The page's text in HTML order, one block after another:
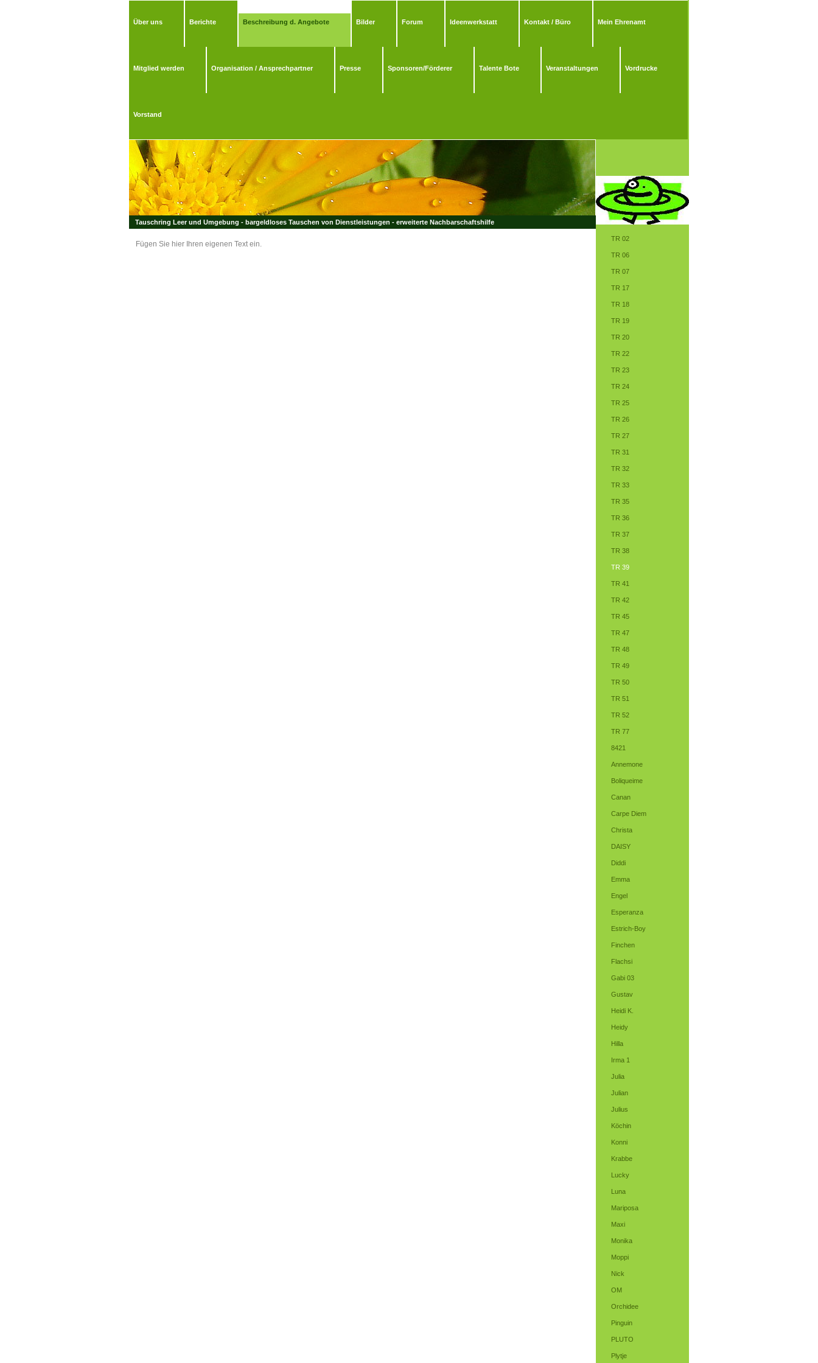
Über uns Berichte Beschreibung d. Angebote Bilder Forum Ideenwerkstatt Kontakt / Büro Mein Ehrenamt
Mitglied werden Organisation / Ansprechpartner Presse Sponsoren/Förderer Talente Bote Veranstaltungen Vordrucke
Vorstand
Tauschring Leer und Umgebung - bargeldloses Tauschen von Dienstleistungen - erweiterte Nachbarschaftshilfe
Fügen Sie hier Ihren eigenen Text ein.
TR 02
TR 06
TR 07
TR 17
TR 18
TR 19
TR 20
TR 22
TR 23
TR 24
TR 25
TR 26
TR 27
TR 31
TR 32
TR 33
TR 35
TR 36
TR 37
TR 38
TR 39
TR 41
TR 42
TR 45
TR 47
TR 48
TR 49
TR 50
TR 51
TR 52
TR 77
8421
Annemone
Boliqueime
Canan
Carpe Diem
Christa
DAISY
Diddi
Emma
Engel
Esperanza
Estrich-Boy
Finchen
Flachsi
Gabi 03
Gustav
Heidi K.
Heidy
Hilla
Irma 1
Julia
Julian
Julius
Köchin
Konni
Krabbe
Lucky
Luna
Mariposa
Maxi
Monika
Moppi
Nick
OM
Orchidee
Pinguin
PLUTO
Plytje